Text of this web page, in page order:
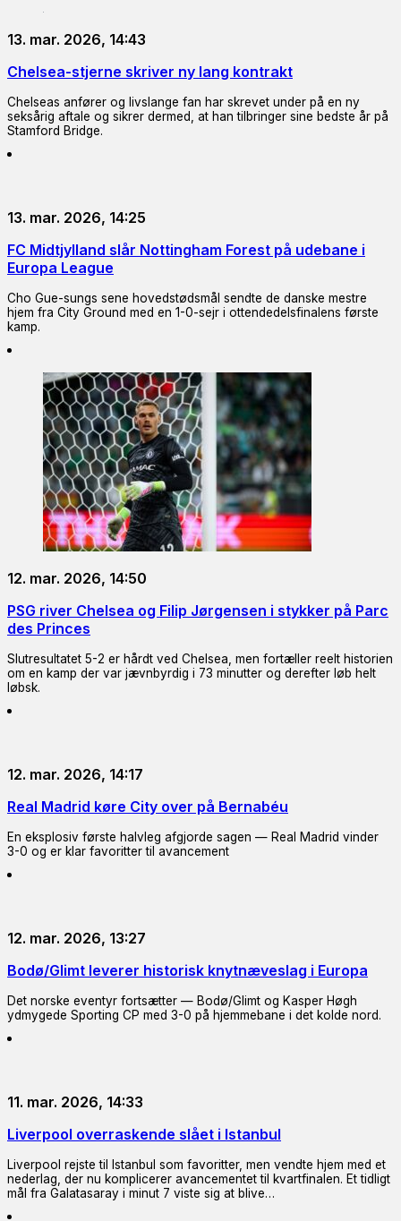
13. mar. 2026, 14:43
Chelsea-stjerne skriver ny lang kontrakt
Chelseas anfører og livslange fan har skrevet under på en ny
seksårig aftale og sikrer dermed, at han tilbringer sine bedste år på
Stamford Bridge.
13. mar. 2026, 14:25
FC Midtjylland slår Nottingham Forest på udebane i
Europa League
Cho Gue-sungs sene hovedstødsmål sendte de danske mestre
hjem fra City Ground med en 1-0-sejr i ottendedelsfinalens første
kamp.
12. mar. 2026, 14:50
PSG river Chelsea og Filip Jørgensen i stykker på Parc
des Princes
Slutresultatet 5-2 er hårdt ved Chelsea, men fortæller reelt historien
om en kamp der var jævnbyrdig i 73 minutter og derefter løb helt
løbsk.
12. mar. 2026, 14:17
Real Madrid køre City over på Bernabéu
En eksplosiv første halvleg afgjorde sagen — Real Madrid vinder
3-0 og er klar favoritter til avancement
12. mar. 2026, 13:27
Bodø/Glimt leverer historisk knytnæveslag i Europa
Det norske eventyr fortsætter — Bodø/Glimt og Kasper Høgh
ydmygede Sporting CP med 3-0 på hjemmebane i det kolde nord.
11. mar. 2026, 14:33
Liverpool overraskende slået i Istanbul
Liverpool rejste til Istanbul som favoritter, men vendte hjem med et
nederlag, der nu komplicerer avancementet til kvartfinalen. Et tidligt
mål fra Galatasaray i minut 7 viste sig at blive…